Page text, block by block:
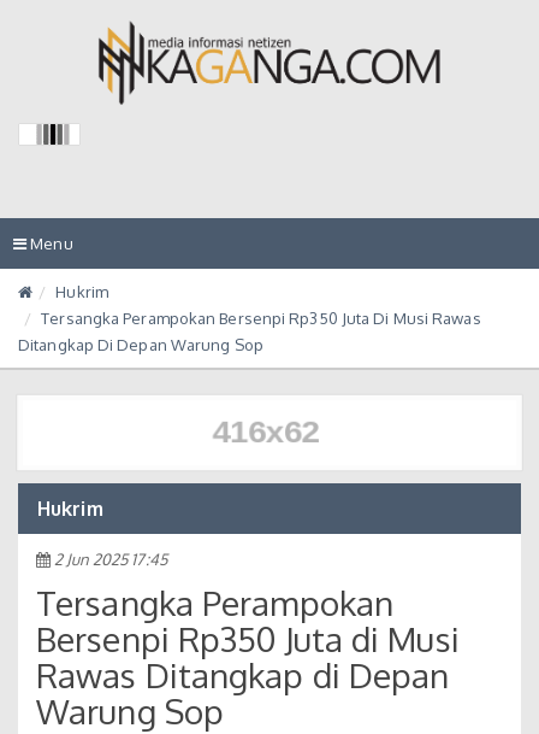
Toggle
navigation
Menu
Hukrim
Tersangka Perampokan Bersenpi Rp350 Juta Di Musi Rawas
Ditangkap Di Depan Warung Sop
Hukrim
2 Jun 2025 17:45
Tersangka Perampokan
Bersenpi Rp350 Juta di Musi
Rawas Ditangkap di Depan
Warung Sop